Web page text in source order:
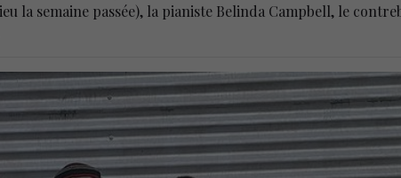
la semaine passée), la pianiste Belinda Campbell, le